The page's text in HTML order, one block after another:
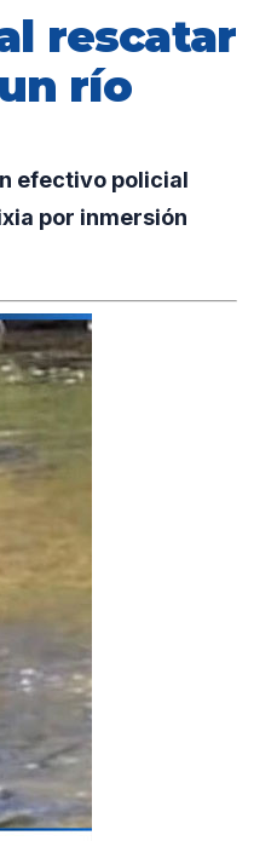
rescatar
río
efectivo policial
por inmersión